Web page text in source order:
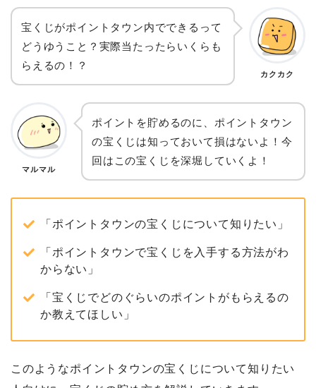
宝くじがポイントタウン内でできるって
どうゆうこと？実際当たったらいくらも
らえるの！？
カクカク
マルマル
ポイントを貯めるのに、ポイントタウン
の宝くじは知っておいて損はないよ！今
回はこの宝くじを深堀していくよ！
「ポイントタウンの宝くじについて知りたい」
「ポイントタウンで宝くじを入手する方法がわ
からない」
「宝くじでどのぐらいのポイントがもらえるの
か教えてほしい」
このようなポイントタウンの宝くじについて知りたい